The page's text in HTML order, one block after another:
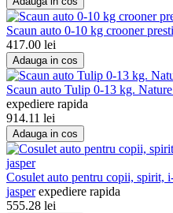
Scaun auto 0-10 kg crooner
417.00 lei
Adauga in cos
Scaun auto Tulip 0-13 kg.
expediere rapida
914.11 lei
Adauga in cos
Cosulet auto pentru copii, spirit,
jasper expediere rapida
555.28 lei